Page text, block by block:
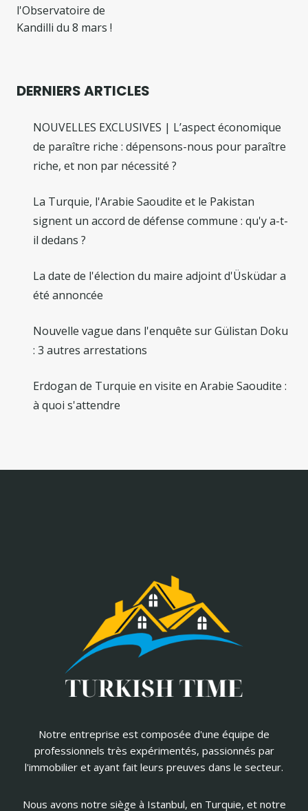
l'Observatoire de
Kandilli du 8 mars !
DERNIERS ARTICLES
NOUVELLES EXCLUSIVES | L’aspect économique
de paraître riche : dépensons-nous pour paraître
riche, et non par nécessité ?
La Turquie, l'Arabie Saoudite et le Pakistan
signent un accord de défense commune : qu'y a-t-
il dedans ?
La date de l'élection du maire adjoint d'Üsküdar a
été annoncée
Nouvelle vague dans l'enquête sur Gülistan Doku
: 3 autres arrestations
Erdogan de Turquie en visite en Arabie Saoudite :
à quoi s'attendre
Notre entreprise est composée d'une équipe de
professionnels très expérimentés, passionnés par
l'immobilier et ayant fait leurs preuves dans le secteur.
Nous avons notre siège à Istanbul, en Turquie, et notre